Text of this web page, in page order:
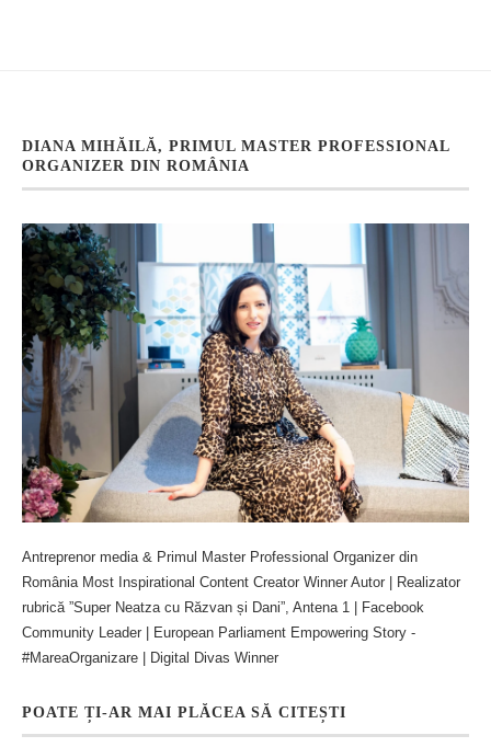
DIANA MIHĂILĂ, PRIMUL MASTER PROFESSIONAL
ORGANIZER DIN ROMÂNIA
Antreprenor media & Primul Master Professional Organizer din
România Most Inspirational Content Creator Winner Autor | Realizator
rubrică ”Super Neatza cu Răzvan și Dani”, Antena 1 | Facebook
Community Leader | European Parliament Empowering Story -
#MareaOrganizare | Digital Divas Winner
POATE ȚI-AR MAI PLĂCEA SĂ CITEȘTI